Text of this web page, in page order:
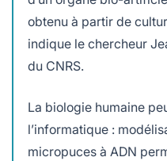
obtenu à partir de
indique le chercheur
du CNRS.
La biologie humaine
l’informatique :
micropuces à ADN